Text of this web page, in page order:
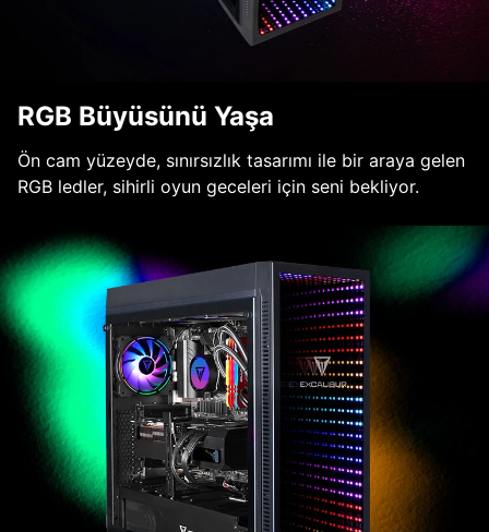
RGB Büyüsünü Yaşa
Ön cam yüzeyde, sınırsızlık tasarımı ile bir araya gelen
RGB ledler, sihirli oyun geceleri için seni bekliyor.